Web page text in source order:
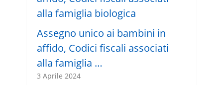
Assegno unico ai bambini in
affido, Codici fiscali associati
alla famiglia …
3 Aprile 2024